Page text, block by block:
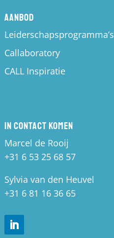
Aanbod
Leiderschapsprogramma’s
Callaboratory
CALL Inspiratie
In contact komen
Marcel de Rooij
+31 6 53 25 68 57
Sylvia van den Heuvel
+31 6 81 16 36 65